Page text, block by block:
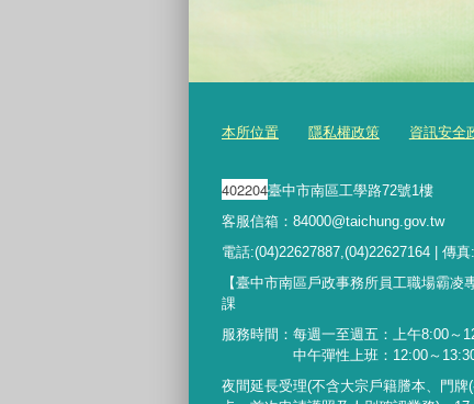
本所位置 隱私權政策 資訊安全
402204臺中市南區工學路72號1樓
客服信箱：84000@taichung.gov.tw
電話:(04)22627887,(04)22627164 | 傳
【臺中市南區戶政事務所員工職場霸凌
課
服務時間：每週一至週五：上午8:00～
中午彈性上班：12:00～
夜間延長受理(不含大宗戶籍謄本、門牌(